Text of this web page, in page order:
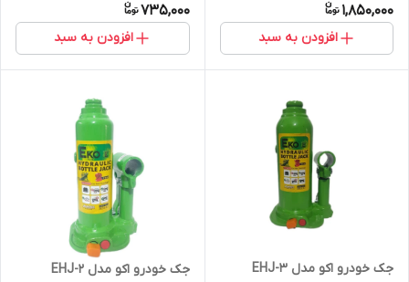
1,850,000
افزودن به سبد
735,000
افزودن به سبد
جک خودرو اکو مدل EHJ-3
جک خودرو اکو مدل EHJ-2